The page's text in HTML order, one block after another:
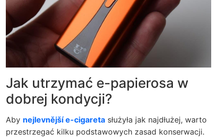
Jak utrzymać e-papierosa w
dobrej kondycji?
Aby nejlevnější e-cigareta służyła jak najdłużej, warto
przestrzegać kilku podstawowych zasad konserwacji.